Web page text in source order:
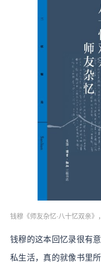
钱穆《师友杂忆·八十忆双亲》
钱穆的这本回忆录很有
私生活，真的就像书里